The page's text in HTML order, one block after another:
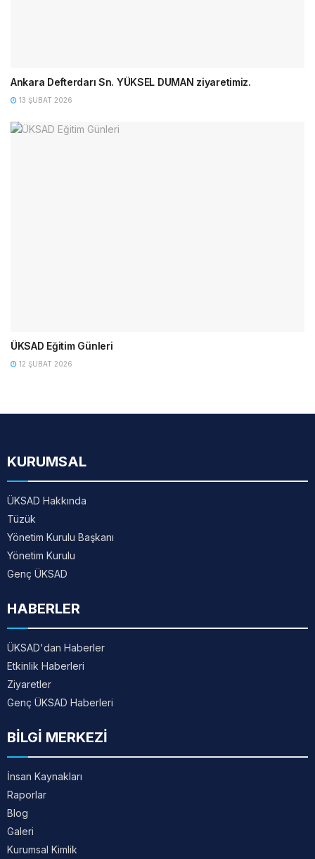
Ankara Defterdarı Sn. YÜKSEL DUMAN ziyaretimiz.
13 ŞUBAT 2026
ÜKSAD Eğitim Günleri
12 ŞUBAT 2026
KURUMSAL
ÜKSAD Hakkında
Tüzük
Yönetim Kurulu Başkanı
Yönetim Kurulu
Genç ÜKSAD
HABERLER
ÜKSAD'dan Haberler
Etkinlik Haberleri
Ziyaretler
Genç ÜKSAD Haberleri
BİLGİ MERKEZİ
İnsan Kaynakları
Raporlar
Blog
Galeri
Kurumsal Kimlik